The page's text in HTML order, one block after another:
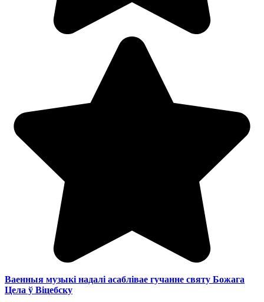
Ваенныя музыкі надалі асаблівае гучанне святу Божага
Цела ў Віцебску